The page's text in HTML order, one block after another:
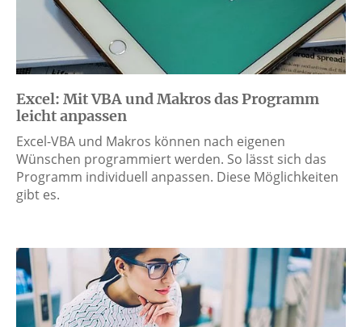
Excel: Mit VBA und Makros das Programm
leicht anpassen
Excel-VBA und Makros können nach eigenen
Wünschen programmiert werden. So lässt sich das
Programm individuell anpassen. Diese Möglichkeiten
gibt es.